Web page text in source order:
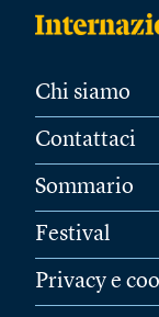
Chi siamo
Contattaci
Sommario
Festival
Privacy e